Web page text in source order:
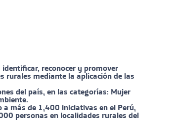
identificar, reconocer y promover
rurales mediante la aplicación de las
del país, en las categorías: Mujer
a más de 1,400 iniciativas en el Perú,
personas en localidades rurales del